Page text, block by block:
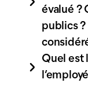
évalué ?
publics
Quel est